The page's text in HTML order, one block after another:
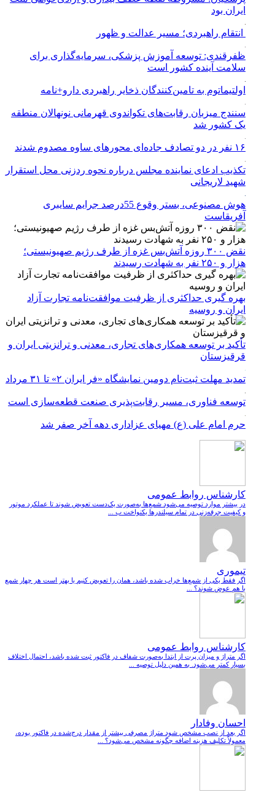
ایران بود
انتقام راهبردی؛ مسیر عدالت و ظهور
ظفرقندی: توسعه آموزش پزشکی، سرمایه‌گذاری برای
سلامت آینده کشور است
اولتیماتوم به تامین‌کنندگان ذخایر راهبردی دارو+نامه
سنندج میزبان رقابت‌های تکواندوی قهرمانی نونهالان منطقه
یک کشور شد
۱۶ نفر در دو تصادف جاده‌ای محورهای ساوه مصدوم شدند
تکذیب ادعای نماینده مجلس درباره نحوه ردزنی محل استقرار
شهید لاریجانی
هوش مصنوعی، بستر وقوع 55درصد جرایم سایبری
آفریقاست
نقض ۳۰۰ روزه آتش‌بس غزه از طرف رژیم صهیونیستی؛
هزار و ۲۵۰ نفر به شهادت رسیدند
بهره گیری حداکثری از ظرفیت موافقت‌نامه تجارت آزاد
ایران و روسیه
تأکید بر توسعه همکاری‌های تجاری، معدنی و ترانزیتی ایران و
قرقیزستان
تمدید مهلت ثبت‌نام دومین نمایشگاه «فر ایران ۲» تا ۳۱ مرداد
توسعه فناوری، مسیر رقابت‌پذیری صنعت قطعه‌سازی است
حرم امام علی (ع) مهیای عزاداری دهه آخر صفر شد
کارشناس روابط عمومی
در بیشتر موارد توصیه می‌شود شمع‌ها به‌صورت یک‌دست تعویض شوند تا عملکرد موتور
و کیفیت جرقه‌زنی در تمام سیلندرها یکنواخت ب ...
تیموری
اگر فقط یکی از شمع‌ها خراب شده باشد، همان را تعویض کنیم یا بهتر است هر چهار شمع
با هم عوض شوند؟ ...
کارشناس روابط عمومی
اگر متراژ و میزان پرت از ابتدا به‌صورت شفاف در فاکتور ثبت شده باشد، احتمال اختلاف
بسیار کمتر می‌شود. به همین دلیل توصیه ...
احسان وفادار
اگر بعد از نصب مشخص شود متراژ مصرفی بیشتر از مقدار درج‌شده در فاکتور بوده،
معمولاً تکلیف هزینه اضافه چگونه مشخص می‌شود؟ ...